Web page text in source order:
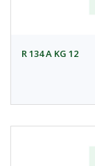
R 134 A KG 12